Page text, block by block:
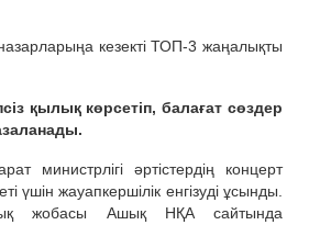
кезекті ТОП-3 жаңалықты
қылық көрсетіп, балағат сөздер
министрлігі әртістердің концерт
үшін жауапкершілік енгізуді ұсынды.
жобасы Ашық НҚА сайтында